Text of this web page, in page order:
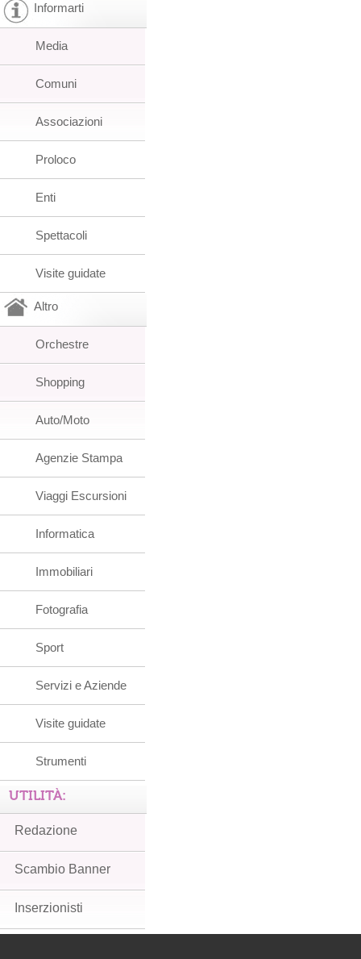
Informarti
Media
Comuni
Associazioni
Proloco
Enti
Spettacoli
Visite guidate
Altro
Orchestre
Shopping
Auto/Moto
Agenzie Stampa
Viaggi Escursioni
Informatica
Immobiliari
Fotografia
Sport
Servizi e Aziende
Visite guidate
Strumenti
UTILITÀ:
Redazione
Scambio Banner
Inserzionisti